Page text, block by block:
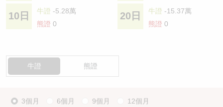
10日 牛證 -5.28萬
熊證 0
20日 牛證 -15.37萬
熊證 0
牛證 熊證
3個月 6個月 9個月 12個月